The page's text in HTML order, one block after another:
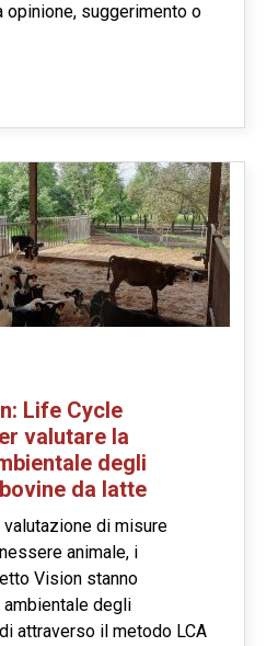
opinione, suggerimento o
Life Cycle
valutare la
degli
da latte
valutazione di misure
animale, i
Vision stanno
ambientale degli
attraverso il metodo LCA